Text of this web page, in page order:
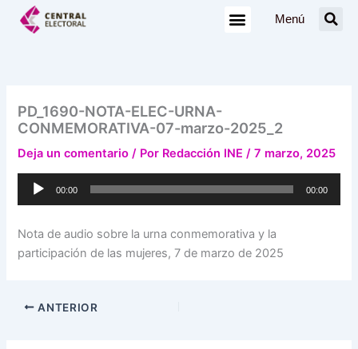
Menú
PD_1690-NOTA-ELEC-URNA-
CONMEMORATIVA-07-marzo-2025_2
Deja un comentario / Por Redacción INE/7 marzo, 2025
Reproductor
00:00 00:00
Nota de audio sobre la urna conmemorativa y la
participación de las mujeres, 7 de marzo de 2025
ANTERIOR